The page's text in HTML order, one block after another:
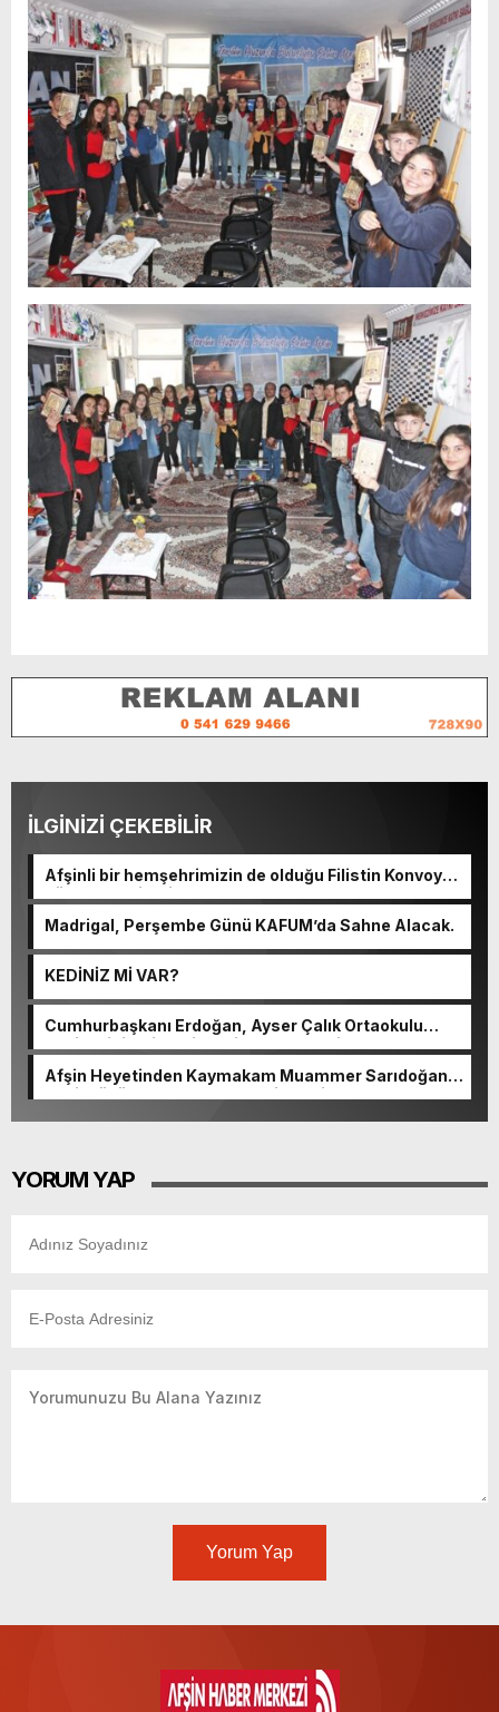
İLGİNİZİ ÇEKEBİLİR
Afşinli bir hemşehrimizin de olduğu Filistin Konvoyu,
güçlenerek ilerliyor.
Madrigal, Perşembe Günü KAFUM’da Sahne Alacak.
KEDİNİZ Mİ VAR?
Cumhurbaşkanı Erdoğan, Ayser Çalık Ortaokulu
Şehitlerinin Aileleriyle Bir Araya Geldi.
Afşin Heyetinden Kaymakam Muammer Sarıdoğan’a
Beşikdüzü’nde hayırlı olsun ziyareti.
YORUM YAP
Yorum Yap